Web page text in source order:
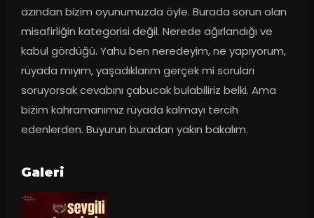
azından bizim oyunumuzda öyle. Burada sorun olan
misafirliğin kategorisi değil. Nerede ağırlandığı ve
kabul gördüğü. Yahu ben neredeyim, ne yapıyorum,
rüyada mıyım, yaşadıklarım gerçek mi soruları
soruyorsak cevabını çabucak bulabiliriz belki. Ama
bizim kahramanımız rüyada kalmayı tercih
edenlerden. Buyurun buradan yakın bakalım.
Galeri